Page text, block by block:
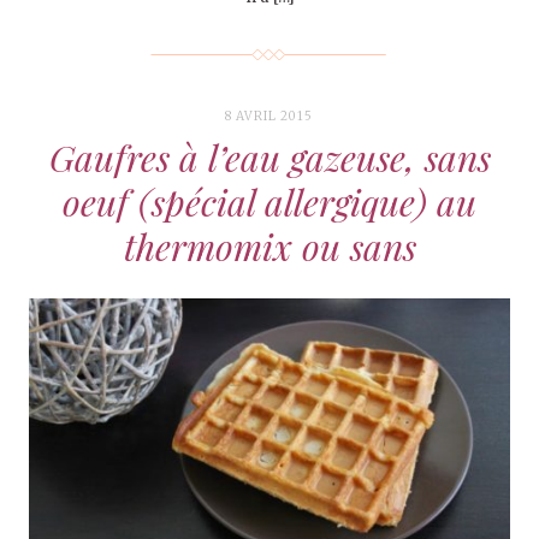
8 AVRIL 2015
Gaufres à l’eau gazeuse, sans
oeuf (spécial allergique) au
thermomix ou sans